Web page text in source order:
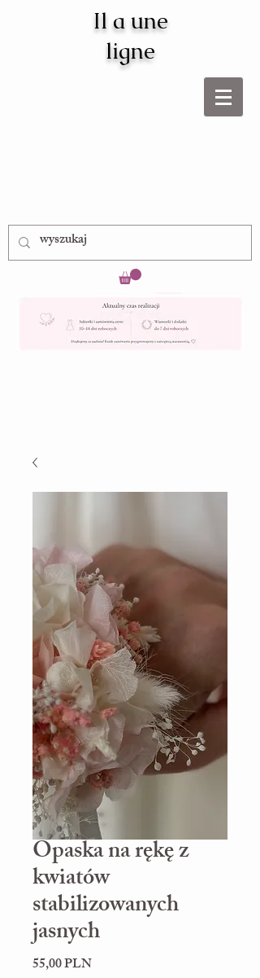
Il a une
ligne
Opaska na rękę z
kwiatów
stabilizowanych
jasnych
55,00 PLNPrix